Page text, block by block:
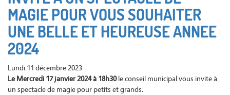
l'Eglise
du
27
décembre
15
janvier
2024.
A
ENVOYER
AVANT
LE
2023
MAGIE POUR VOUS SOUHAITER
UNE BELLE ET HEUREUSE ANNEE
2024
Lundi 11 décembre 2023
Le Mercredi 17 janvier 2024 à 18h30le conseil municipal vous invite à
un spectacle de magie pour petits et grands.